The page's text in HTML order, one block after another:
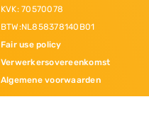
KVK: 70570078
BTW:NL858378140B01
Fair use policy
Verwerkersovereenkomst
Algemene voorwaarden